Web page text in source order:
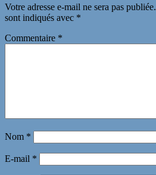
Votre adresse e-mail ne sera pas publiée.
sont indiqués avec *
Commentaire *
Nom *
E-mail *